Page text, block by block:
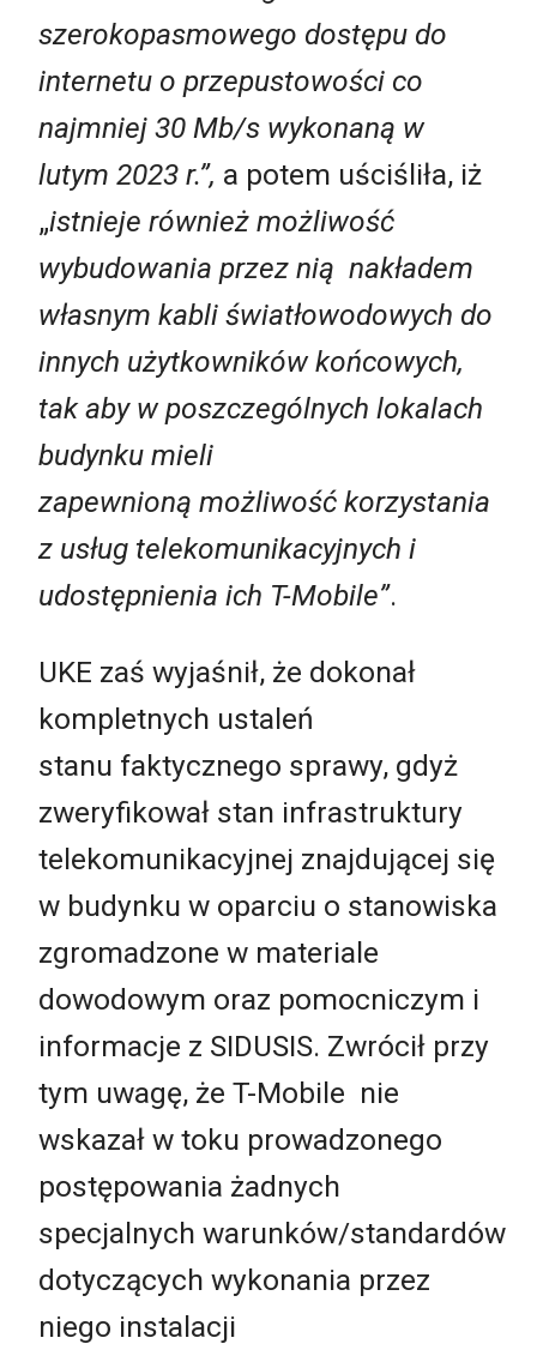
szerokopasmowego dostępu do
internetu o przepustowości co
najmniej 30 Mb/s wykonaną w
lutym 2023 r.”, a potem uściśliła, iż
„istnieje również możliwość
wybudowania przez nią nakładem
własnym kabli światłowodowych do
innych użytkowników końcowych,
tak aby w poszczególnych lokalach
budynku mieli
zapewnioną możliwość korzystania
z usług telekomunikacyjnych i
udostępnienia ich T-Mobile”.
UKE zaś wyjaśnił, że dokonał
kompletnych ustaleń
stanu faktycznego sprawy, gdyż
zweryfikował stan infrastruktury
telekomunikacyjnej znajdującej się
w budynku w oparciu o stanowiska
zgromadzone w materiale
dowodowym oraz pomocniczym i
informacje z SIDUSIS. Zwrócił przy
tym uwagę, że T-Mobile nie
wskazał w toku prowadzonego
postępowania żadnych
specjalnych warunków/standardów
dotyczących wykonania przez
niego instalacji